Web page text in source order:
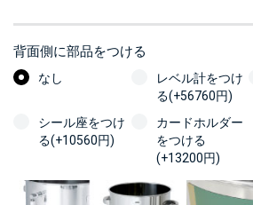
背面側に部品をつける
なし
レベル計をつけ
る(+56760円)
シール座をつけ
る(+10560円)
カードホルダー
をつける
(+13200円)